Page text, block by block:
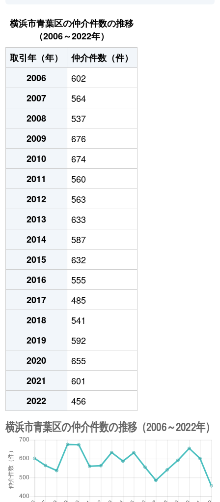
横浜市青葉区の仲介件数の推移
（2006～2022年）
取引年（年）
仲介件数（件）
2006
602
2007
564
2008
537
2009
676
2010
674
2011
560
2012
563
2013
633
2014
587
2015
632
2016
555
2017
485
2018
541
2019
592
2020
655
2021
601
2022
456